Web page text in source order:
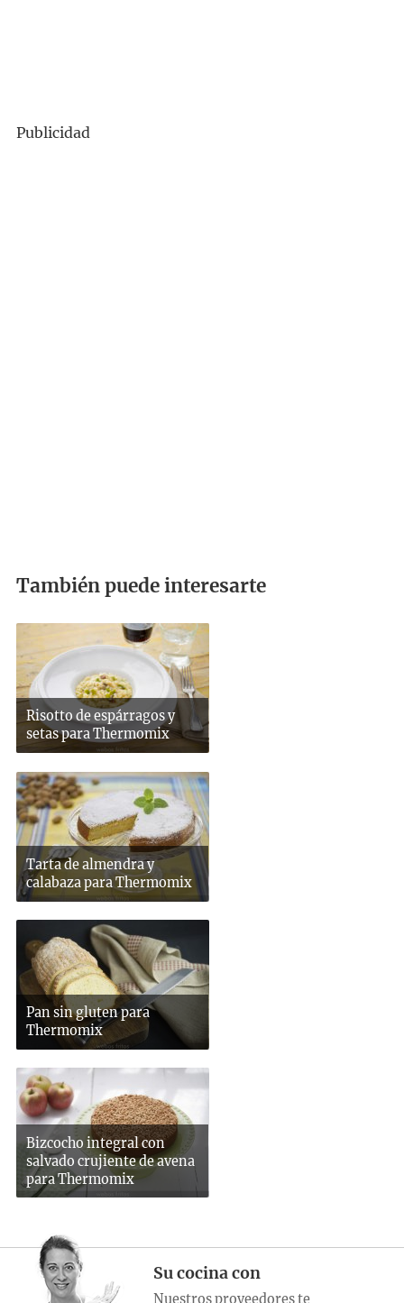
Publicidad
También puede interesarte
Risotto de espárragos y
setas para Thermomix
Tarta de almendra y
calabaza para Thermomix
Pan sin gluten para
Thermomix
Bizcocho integral con
salvado crujiente de avena
para Thermomix
Su cocina con
Nuestros proveedores te